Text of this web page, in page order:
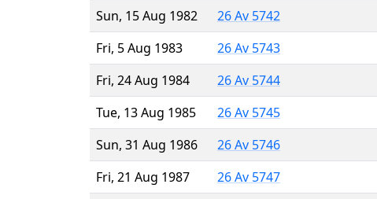
Sun, 15 Aug 1982
26 Av 5742
Fri, 5 Aug 1983
26 Av 5743
Fri, 24 Aug 1984
26 Av 5744
Tue, 13 Aug 1985
26 Av 5745
Sun, 31 Aug 1986
26 Av 5746
Fri, 21 Aug 1987
26 Av 5747